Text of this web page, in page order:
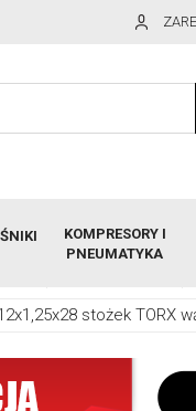
KOMPRESORY I
PNEUMATYKA
stożek TORX